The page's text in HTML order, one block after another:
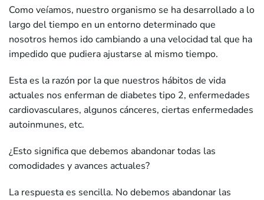
Como veíamos, nuestro organismo se ha desarrollado a lo
largo del tiempo en un entorno determinado que
nosotros hemos ido cambiando a una velocidad tal que ha
impedido que pudiera ajustarse al mismo tiempo.
Esta es la razón por la que nuestros hábitos de vida
actuales nos enferman de diabetes tipo 2, enfermedades
cardiovasculares, algunos cánceres, ciertas enfermedades
autoinmunes, etc.
¿Esto significa que debemos abandonar todas las
comodidades y avances actuales?
La respuesta es sencilla. No debemos abandonar las